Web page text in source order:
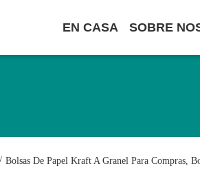
EN CASA SOBRE
/ Bolsas De Papel Kraft A Granel Para Compras,